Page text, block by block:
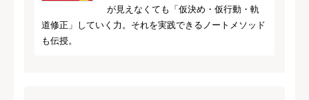
が見えなくても「仮決め・仮行動・軌
道修正」していく力。それを実践できるノートメソッド
も伝授。